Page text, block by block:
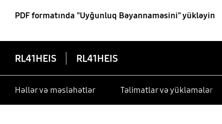
PDF formatında "Uyğunluq Bəyannaməsini" yükləyin
RL41HEIS RL41HEIS
Həllər və məsləhətlər Təlimatlar və yükləmələr